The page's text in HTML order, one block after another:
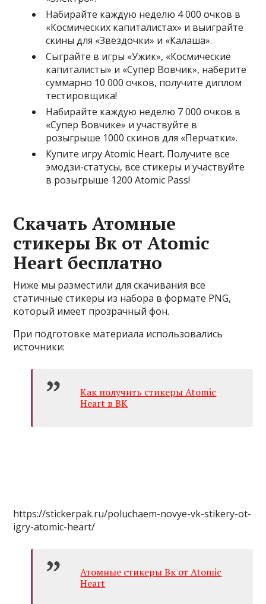
Набирайте каждую неделю 4 000 очков в
«Космических капиталистах» и выиграйте
скины для «Звездочки» и «Калаша».
Сыграйте в игры «Ужик», «Космические
капиталисты» и «Супер Вовчик», наберите
суммарно 10 000 очков, получите диплом
тестировщика!
Набирайте каждую неделю 7 000 очков в
«Супер Вовчике» и участвуйте в
розыгрыше 1000 скинов для «Перчатки».
Купите игру Atomic Heart. Получите все
эмодзи-статусы, все стикеры и участвуйте
в розыгрыше 1200 Atomic Pass!
Скачать Атомные
стикеры Вк от Atomic
Heart бесплатно
Ниже мы разместили для скачивания все
статичные стикеры из набора в формате PNG,
который имеет прозрачный фон.
При подготовке материала использовались
источники:
Как получить стикеры Atomic
Heart в ВК
https://stickerpak.ru/poluchaem-novye-vk-stikery-ot-
igry-atomic-heart/
Атомные стикеры Вк от Atomic
Heart